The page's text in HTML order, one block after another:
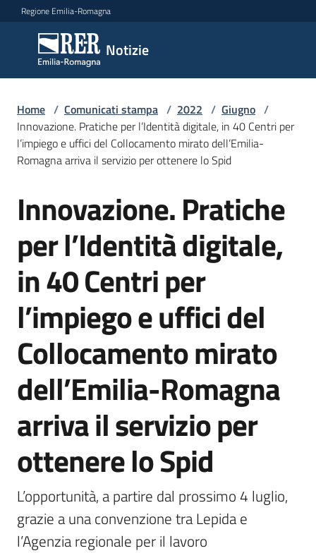
Vai al contenuto
Vai alla navigazione
Vai al footer
Regione Emilia-Romagna
Notizie
Notizie
Comunicati
stampa
Menu selezionato
Cerca
comunicato
Risorse
Agenzia
di
informazione
comunicazione
Seguici
su
Home / Comunicati stampa / 2022 / Giugno /
Innovazione. Pratiche per l’Identità digitale, in 40 Centri per
l’impiego e uffici del Collocamento mirato dell’Emilia-
Romagna arriva il servizio per ottenere lo Spid
Salta al contenuto
Innovazione. Pratiche
per l’Identità digitale,
in 40 Centri per
l’impiego e uffici del
Collocamento mirato
dell’Emilia-Romagna
arriva il servizio per
ottenere lo Spid
L’opportunità, a partire dal prossimo 4 luglio,
grazie a una convenzione tra Lepida e
l’Agenzia regionale per il lavoro